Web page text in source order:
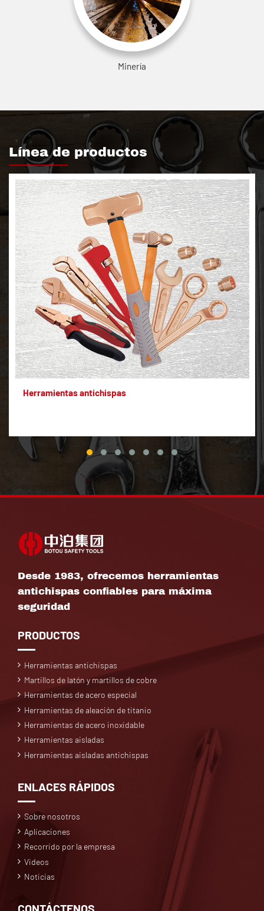
Minería
Línea de productos
Herramientas antichispas
Desde 1983, ofrecemos herramientas
antichispas confiables para máxima
seguridad
PRODUCTOS
Herramientas antichispas
Martillos de latón y martillos de cobre
Herramientas de acero especial
Herramientas de aleación de titanio
Herramientas de acero inoxidable
Herramientas aisladas
Herramientas aisladas antichispas
ENLACES RÁPIDOS
Sobre nosotros
Aplicaciones
Recorrido por la empresa
Videos
Noticias
CONTÁCTENOS